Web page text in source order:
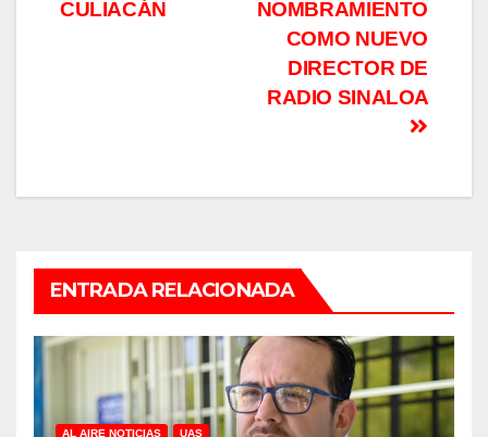
entradas
NOMBRAMIENTO
COMO NUEVO
DIRECTOR DE
RADIO SINALOA
CULIACÁN
ENTRADA RELACIONADA
AL AIRE NOTICIAS UAS